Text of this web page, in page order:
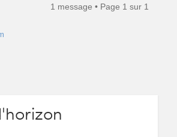
1 message • Page 1 sur 1